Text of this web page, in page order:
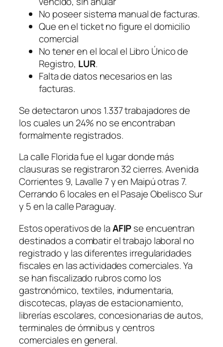
No poseer sistema manual de facturas.
Que en el ticket no figure el domicilio
comercial
No tener en el local el Libro Único de
Registro, LUR.
Falta de datos necesarios en las
facturas.
Se detectaron unos 1.337 trabajadores de
los cuales un 24% no se encontraban
formalmente registrados.
La calle Florida fue el lugar donde más
clausuras se registraron 32 cierres. Avenida
Corrientes 9, Lavalle 7 y en Maipú otras 7.
Cerrando 6 locales en el Pasaje Obelisco Sur
y 5 en la calle Paraguay.
Estos operativos de laAFIPse encuentran
destinados a combatir el trabajo laboral no
registrado y las diferentes irregularidades
fiscales en las actividades comerciales. Ya
se han fiscalizado rubros como los
gastronómico, textiles, indumentaria,
discotecas, playas de estacionamiento,
librerías escolares, concesionarias de autos,
terminales de ómnibus y centros
comerciales en general.